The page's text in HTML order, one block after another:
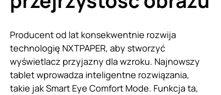
Producent od lat konsekwentnie rozwija
technologię NXTPAPER, aby stworzyć
wyświetlacz przyjazny dla wzroku. Najnowszy
tablet wprowadza inteligentne rozwiązania,
takie jak Smart Eye Comfort Mode. Funkcja ta,